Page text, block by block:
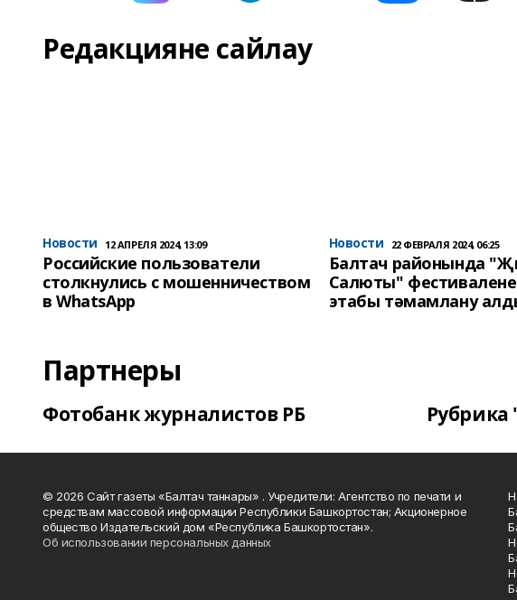
Редакцияне сайлау
Новости 12 АПРЕЛЯ 2024, 13:09
Российские пользователи
столкнулись с мошенничеством
в WhatsApp
Новости 22 ФЕВРАЛЯ 2024, 06:25
Балтач районында
Салюты"
этабы тәмамлану
Партнеры
Фотобанк журналистов РБ
© 2026 Сайт газеты «Балтач таннары» . Учредители: Агентство по печати и
средствам массовой информации Республики Башкортостан; Акционерное
общество Издательский дом «Республика Башкортостан».
Об использовании персональных данных